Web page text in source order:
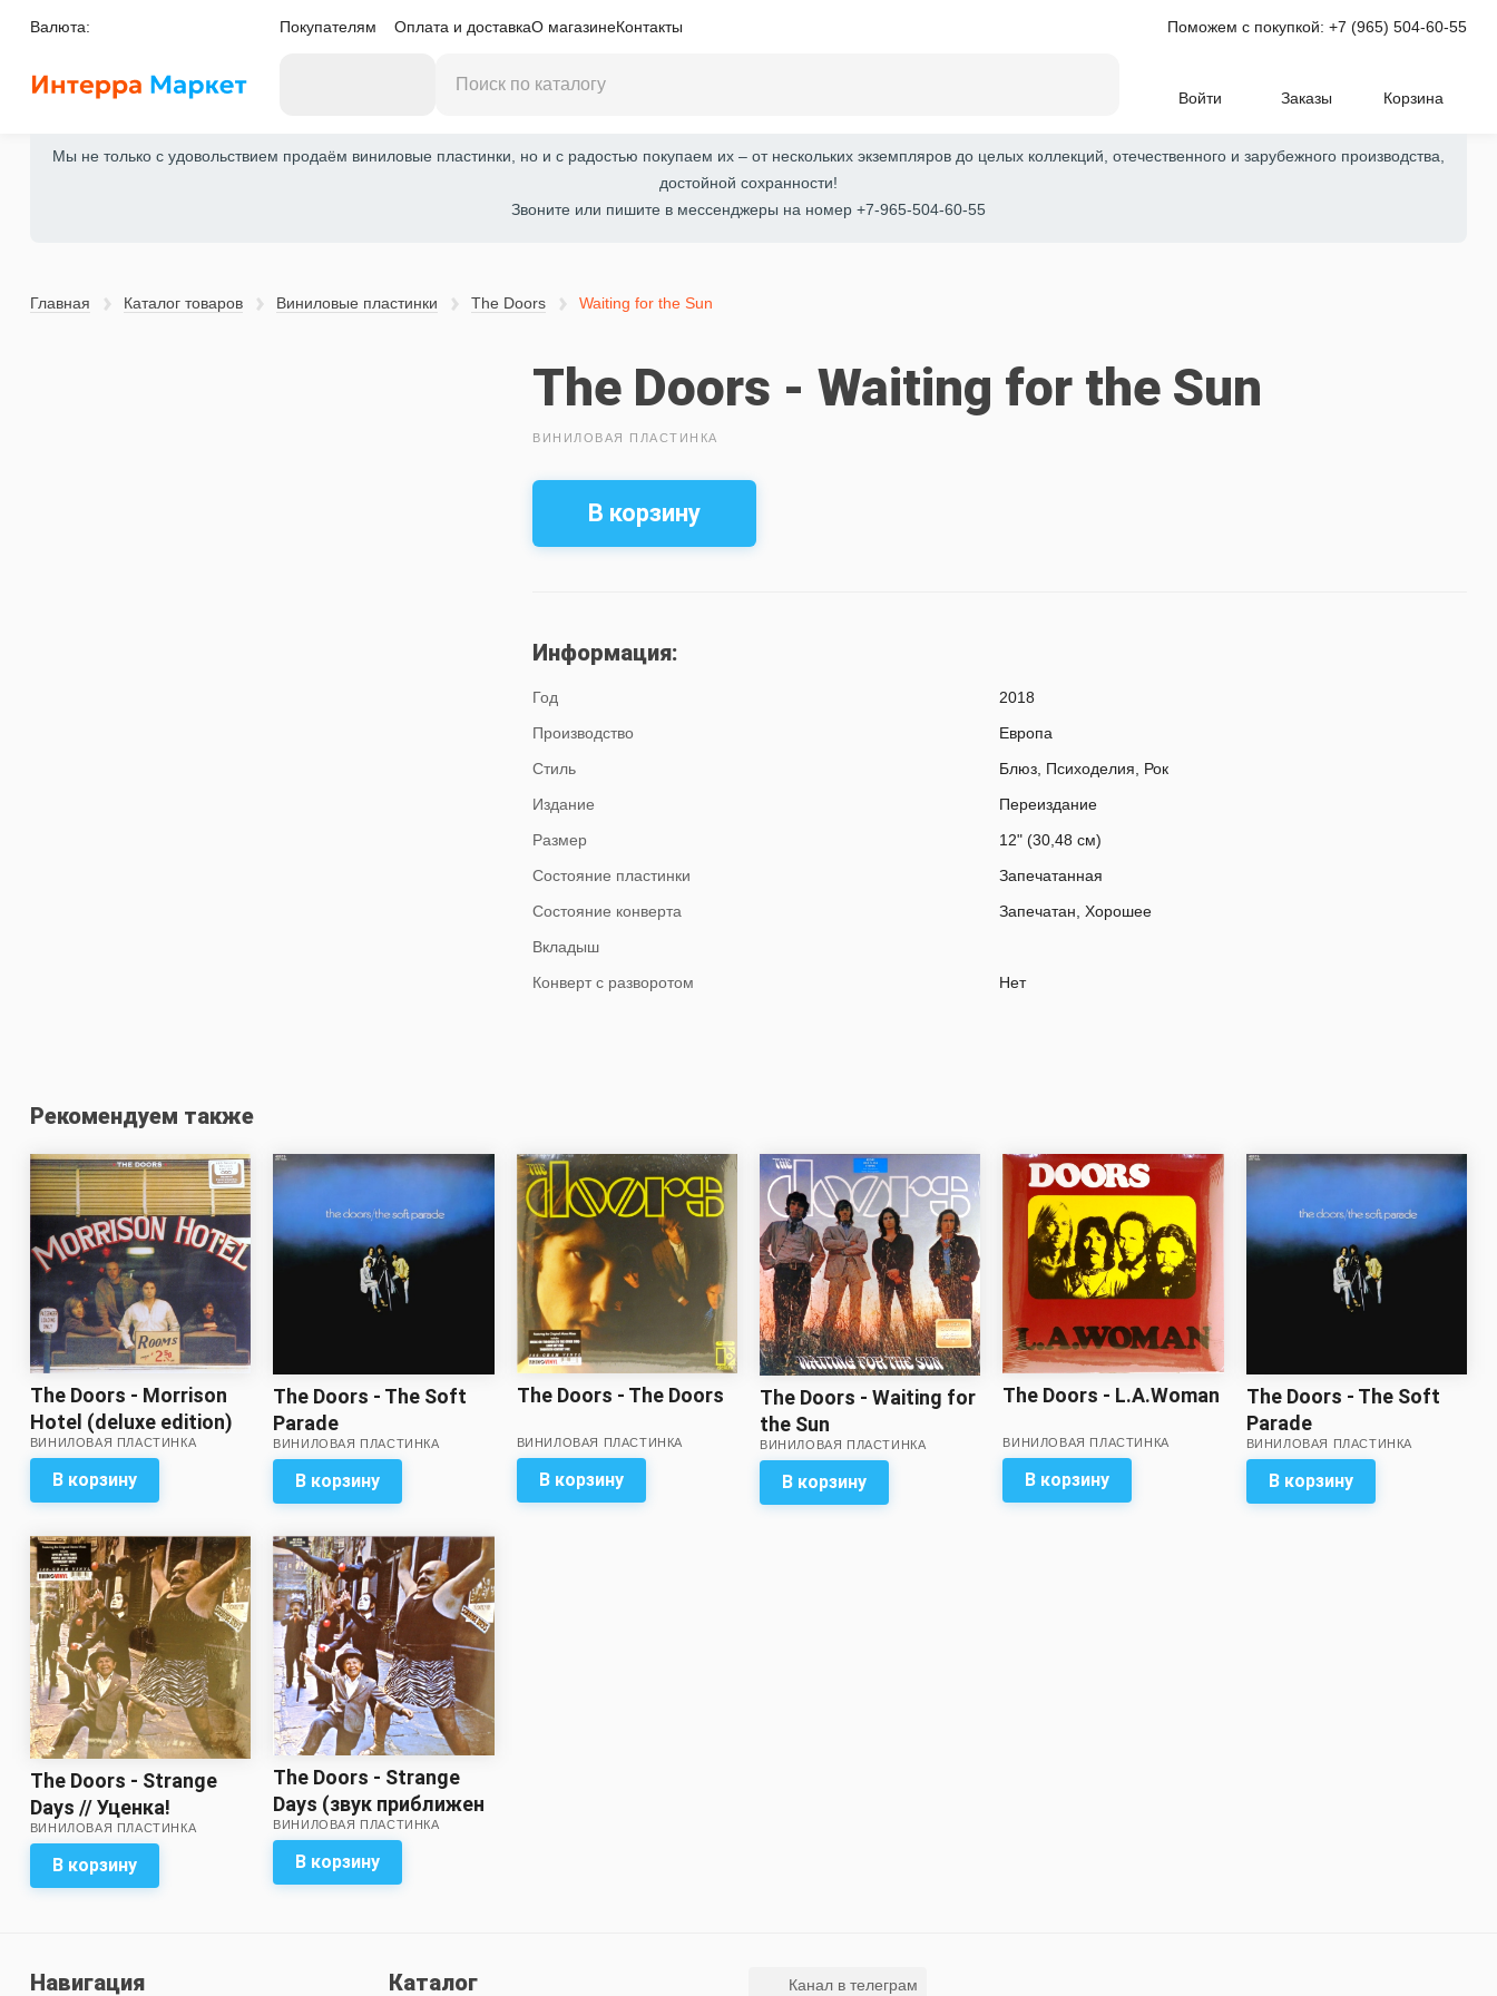
Валюта: Покупателям Оплата и доставкаО магазинеКонтакты Поможем с покупкой:+7 (965) 504-60-55
Войти Заказы Корзина
Мы не только с удовольствием продаём виниловые пластинки, но и с радостью покупаем их – от нескольких экземпляров до целых коллекций, отечественного и зарубежного производства,
достойной сохранности!
Звоните или пишите в мессенджеры на номер +7-965-504-60-55
Главная Каталог товаров Виниловые пластинки The Doors Waiting for the Sun
The Doors - Waiting for the Sun
ВИНИЛОВАЯ ПЛАСТИНКА
В корзину
Информация:
Год
2018
Производство
Европа
Стиль
Блюз, Психоделия, Рок
Издание
Переиздание
Размер
12" (30,48 см)
Состояние пластинки
Запечатанная
Состояние конверта
Запечатан, Хорошее
Вкладыш
Конверт с разворотом
Нет
Рекомендуем также
The Doors - Morrison
Hotel (deluxe edition)
ВИНИЛОВАЯ ПЛАСТИНКА
В корзину
The Doors - The Soft
Parade
ВИНИЛОВАЯ ПЛАСТИНКА
В корзину
The Doors - The Doors
ВИНИЛОВАЯ ПЛАСТИНКА
В корзину
The Doors - Waiting for
the Sun
ВИНИЛОВАЯ ПЛАСТИНКА
В корзину
The Doors - L.A.Woman
ВИНИЛОВАЯ ПЛАСТИНКА
В корзину
The Doors - The Soft
Parade
ВИНИЛОВАЯ ПЛАСТИНКА
В корзину
The Doors - Strange
Days // Уценка!
ВИНИЛОВАЯ ПЛАСТИНКА
В корзину
The Doors - Strange
Days (звук приближен
к отличному!)
ВИНИЛОВАЯ ПЛАСТИНКА
В корзину
Навигация Каталог Канал в телеграм